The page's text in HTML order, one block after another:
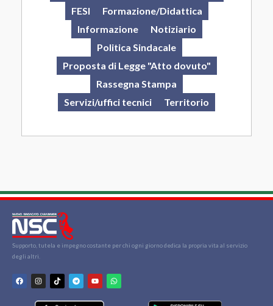
FESI
Formazione/Didattica
Informazione
Notiziario
Politica Sindacale
Proposta di Legge "Atto dovuto"
Rassegna Stampa
Servizi/uffici tecnici
Territorio
Supporto, tutela e impegno costante per chi ogni giorno dedica la propria vita al servizio
degli altri.